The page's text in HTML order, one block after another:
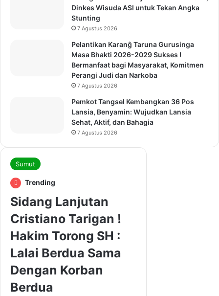
Dinkes Wisuda ASI untuk Tekan Angka
Stunting
7 Agustus 2026
Pelantikan Karanĝ Taruna Gurusinga
Masa Bhakti 2026-2029 Sukses !
Bermanfaat bagi Masyarakat, Komitmen
Perangi Judi dan Narkoba
7 Agustus 2026
Pemkot Tangsel Kembangkan 36 Pos
Lansia, Benyamin: Wujudkan Lansia
Sehat, Aktif, dan Bahagia
7 Agustus 2026